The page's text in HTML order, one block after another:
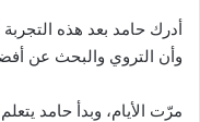
أدرك حامد بعد هذه
وأن التروي والبحث عن
مرّت الأيام، وبدأ حامد